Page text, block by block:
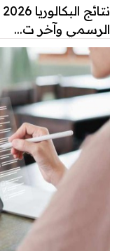
الرسمي وآخر ت...